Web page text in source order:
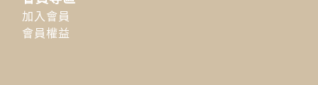
加入會員
會員權益